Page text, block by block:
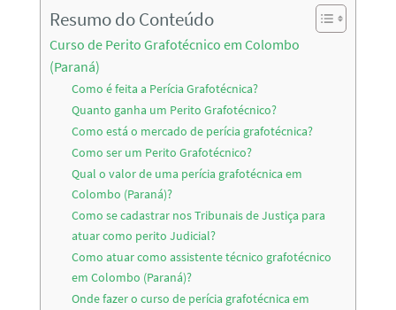
Resumo do Conteúdo
Curso de Perito Grafotécnico em Colombo
(Paraná)
Como é feita a Perícia Grafotécnica?
Quanto ganha um Perito Grafotécnico?
Como está o mercado de perícia grafotécnica?
Como ser um Perito Grafotécnico?
Qual o valor de uma perícia grafotécnica em
Colombo (Paraná)?
Como se cadastrar nos Tribunais de Justiça para
atuar como perito Judicial?
Como atuar como assistente técnico grafotécnico
em Colombo (Paraná)?
Onde fazer o curso de perícia grafotécnica em